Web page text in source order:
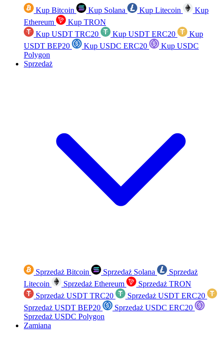
Kup Bitcoin Kup Solana Kup Litecoin
Kup
Ethereum
Kup TRON
Kup USDT TRC20
Kup USDT ERC20
Kup
USDT BEP20
Kup USDC ERC20
Kup USDC
Polygon
Sprzedaż
Sprzedaż Bitcoin Sprzedaż Solana
Sprzedaż
Litecoin
Sprzedaż Ethereum
Sprzedaż TRON
Sprzedaż USDT TRC20
Sprzedaż USDT ERC20
Sprzedaż USDT BEP20
Sprzedaż USDC ERC20
Sprzedaż USDC Polygon
Zamiana